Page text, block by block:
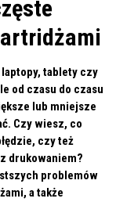
tablety czy
od czasu do czasu
lub mniejsze
Czy wiesz, co
czy też
drukowaniem?
problemów
a także